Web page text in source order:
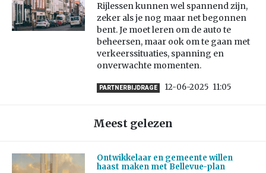
Rijlessen kunnen wel spannend zijn,
zeker als je nog maar net begonnen
bent. Je moet leren om de auto te
beheersen, maar ook om te gaan met
verkeerssituaties, spanning en
onverwachte momenten.
PARTNERBIJDRAGE 12-06-2025 11:05
Meest gelezen
Ontwikkelaar en gemeente willen
haast maken met Bellevue-plan